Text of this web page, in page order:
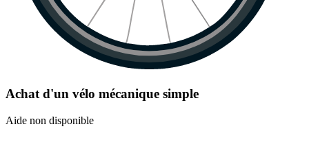
Achat d'un vélo mécanique simple
Aide non disponible